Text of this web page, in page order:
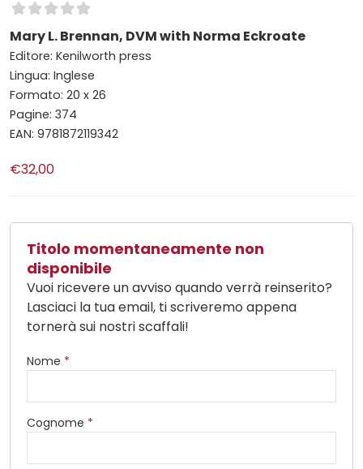
Mary L. Brennan, DVM with Norma Eckroate
Editore: Kenilworth press
Lingua: Inglese
Formato: 20 x 26
Pagine: 374
EAN: 9781872119342
€32,00
Titolo momentaneamente non
disponibile
Vuoi ricevere un avviso quando verrà reinserito?
Lasciaci la tua email, ti scriveremo appena
tornerà sui nostri scaffali!
Nome *
Cognome *